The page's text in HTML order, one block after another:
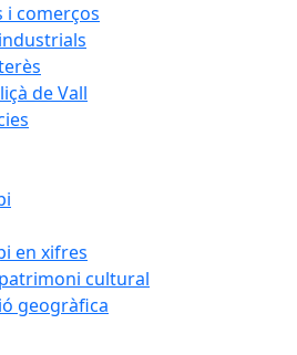
i comerços
de Vall
en xifres
cultural
geogràfica